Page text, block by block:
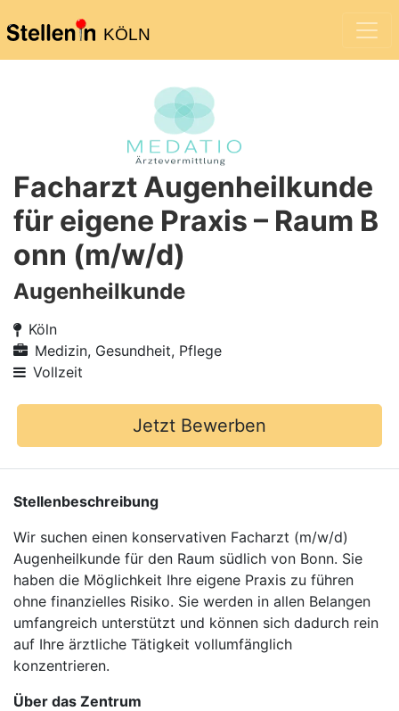
KÖLN
Facharzt Augenheilkunde
für eigene Praxis – Raum B
onn (m/w/d)
Augenheilkunde
Köln
Medizin, Gesundheit, Pflege
Vollzeit
Jetzt Bewerben
Stellenbeschreibung
Wir suchen einen konservativen Facharzt (m/w/d)
Augenheilkunde für den Raum südlich von Bonn. Sie
haben die Möglichkeit Ihre eigene Praxis zu führen
ohne finanzielles Risiko. Sie werden in allen Belangen
umfangreich unterstützt und können sich dadurch rein
auf Ihre ärztliche Tätigkeit vollumfänglich
konzentrieren.
Über das Zentrum